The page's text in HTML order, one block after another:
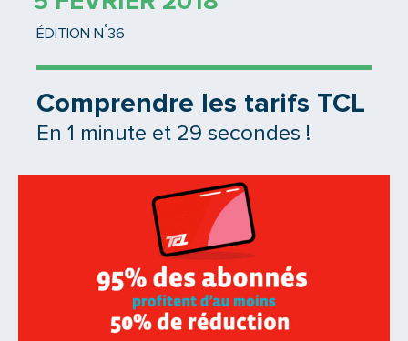
ÉDITION N °36
Comprendre les tarifs TCL
En 1 minute et 29 secondes !